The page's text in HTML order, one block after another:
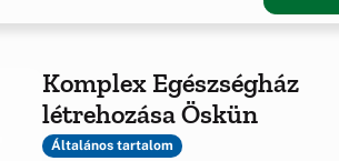
Komplex Egészségház
létrehozása Öskün
Általános tartalom